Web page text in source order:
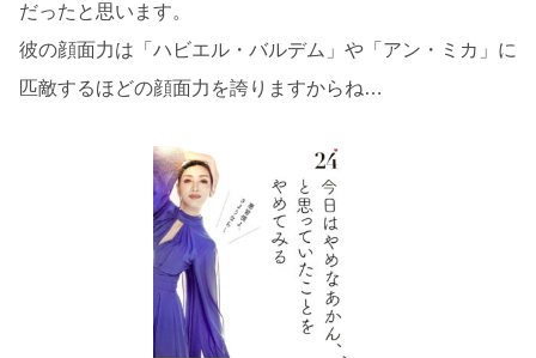
だったと思います。
彼の顔面力は「ハビエル・バルデム」や「アン・ミカ」に
匹敵するほどの顔面力を誇りますからね…